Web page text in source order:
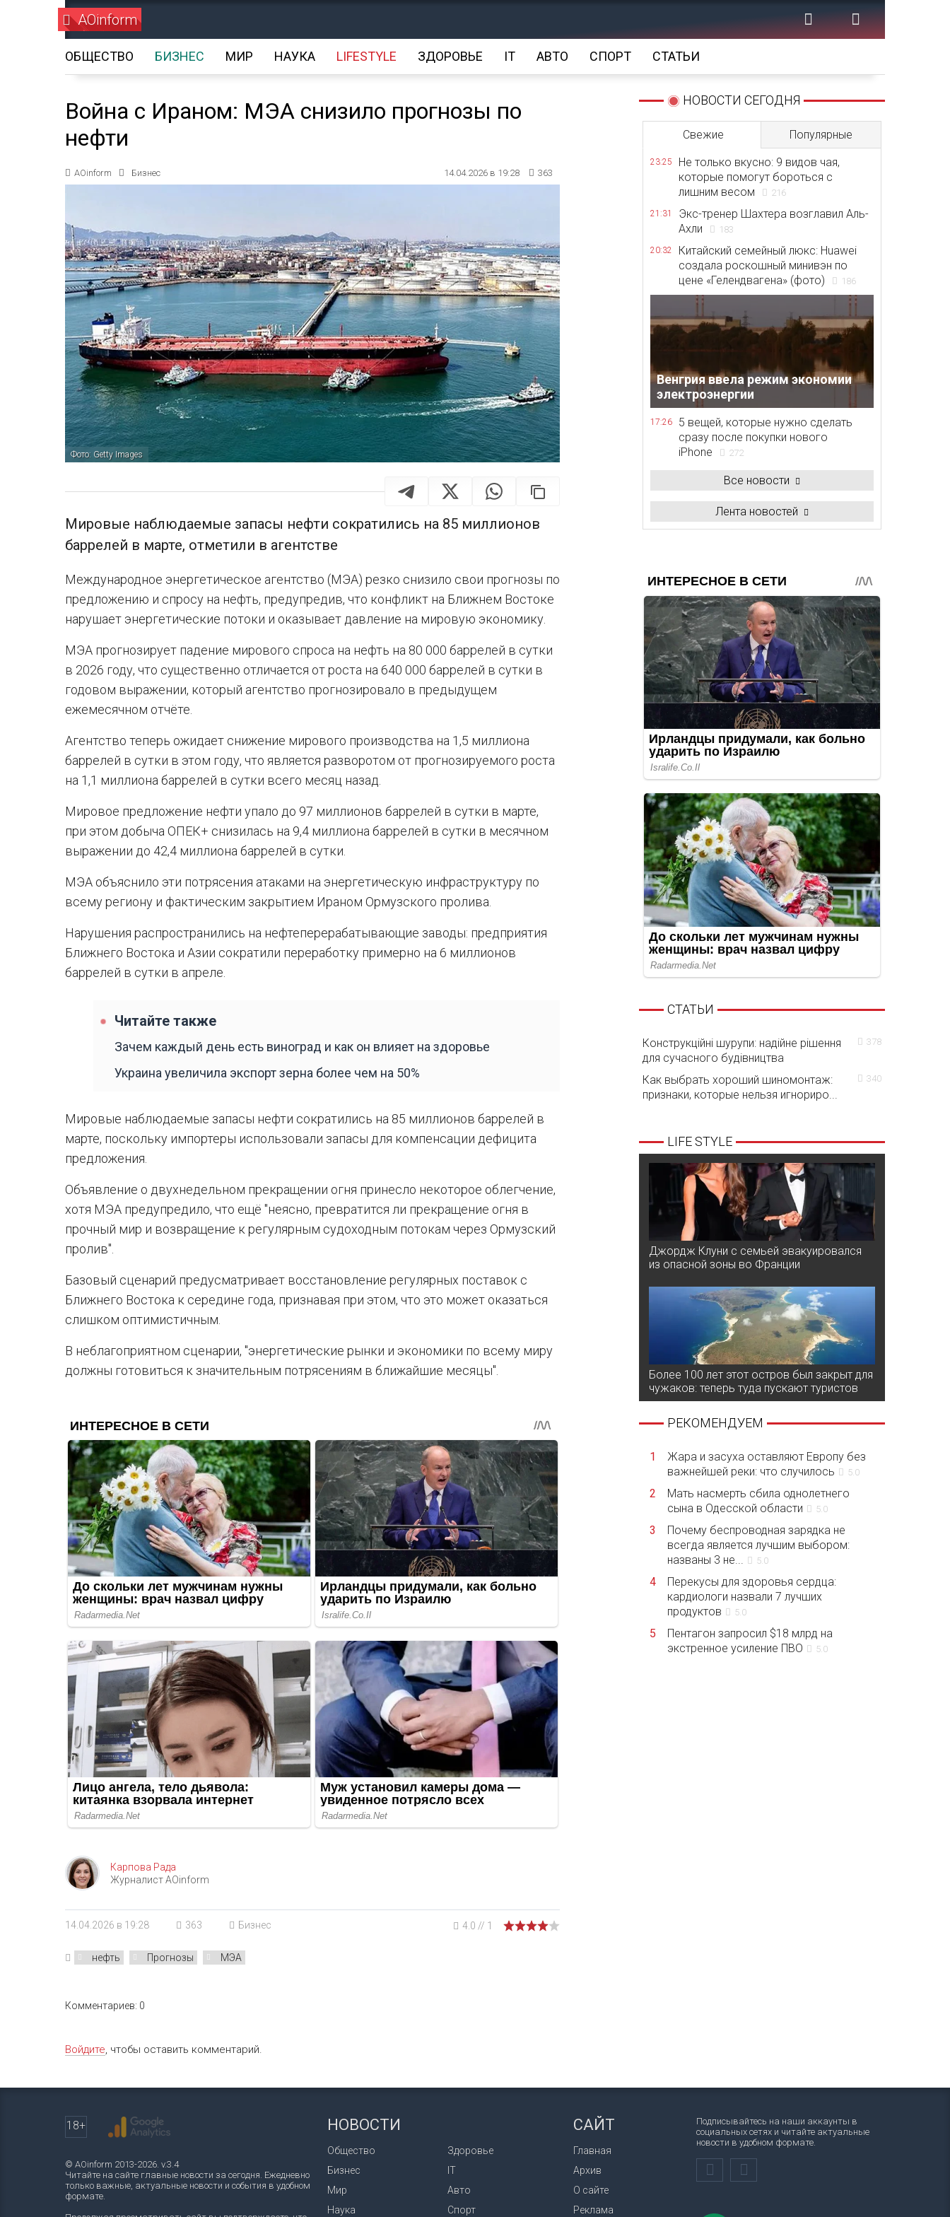
AOinform
ОБЩЕСТВО БИЗНЕС МИР НАУКА LIFESTYLE ЗДОРОВЬЕ IT АВТО СПОРТ СТАТЬИ
Война с Ираном: МЭА снизило прогнозы по
нефти
AOinform Бизнес 14.04.2026 в 19:28 363
Фото: Getty Images
Мировые наблюдаемые запасы нефти сократились на 85 миллионов
баррелей в марте, отметили в агентстве
Международное энергетическое агентство (МЭА) резко снизило свои прогнозы по
предложению и спросу на нефть, предупредив, что конфликт на Ближнем Востоке
нарушает энергетические потоки и оказывает давление на мировую экономику.
МЭА прогнозирует падение мирового спроса на нефть на 80 000 баррелей в сутки
в 2026 году, что существенно отличается от роста на 640 000 баррелей в сутки в
годовом выражении, который агентство прогнозировало в предыдущем
ежемесячном отчёте.
Агентство теперь ожидает снижение мирового производства на 1,5 миллиона
баррелей в сутки в этом году, что является разворотом от прогнозируемого роста
на 1,1 миллиона баррелей в сутки всего месяц назад.
Мировое предложение нефти упало до 97 миллионов баррелей в сутки в марте,
при этом добыча ОПЕК+ снизилась на 9,4 миллиона баррелей в сутки в месячном
выражении до 42,4 миллиона баррелей в сутки.
МЭА объяснило эти потрясения атаками на энергетическую инфраструктуру по
всему региону и фактическим закрытием Ираном Ормузского пролива.
Нарушения распространились на нефтеперерабатывающие заводы: предприятия
Ближнего Востока и Азии сократили переработку примерно на 6 миллионов
баррелей в сутки в апреле.
Читайте также
Зачем каждый день есть виноград и как он влияет на здоровье
Украина увеличила экспорт зерна более чем на 50%
Мировые наблюдаемые запасы нефти сократились на 85 миллионов баррелей в
марте, поскольку импортеры использовали запасы для компенсации дефицита
предложения.
Объявление о двухнедельном прекращении огня принесло некоторое облегчение,
хотя МЭА предупредило, что ещё "неясно, превратится ли прекращение огня в
прочный мир и возвращение к регулярным судоходным потокам через Ормузский
пролив".
Базовый сценарий предусматривает восстановление регулярных поставок с
Ближнего Востока к середине года, признавая при этом, что это может оказаться
слишком оптимистичным.
В неблагоприятном сценарии, "энергетические рынки и экономики по всему миру
должны готовиться к значительным потрясениям в ближайшие месяцы".
Карпова Рада
Журналист AOinform
14.04.2026 в 19:28 363 Бизнес 4.0 // 1
нефть Прогнозы МЭА
Комментариев: 0
Войдите, чтобы оставить комментарий.
НОВОСТИ СЕГОДНЯ
Свежие Популярные
23:25
Не только вкусно: 9 видов чая,
которые помогут бороться с
лишним весом
216
21:31
Экс-тренер Шахтера возглавил Аль-
Ахли
183
20:32
Китайский семейный люкс: Huawei
создала роскошный минивэн по
цене «Гелендвагена» (фото)
186
Венгрия ввела режим экономии
электроэнергии
17:26
5 вещей, которые нужно сделать
сразу после покупки нового
iPhone
272
Все новости
Лента новостей
СТАТЬИ
Конструкційні шурупи: надійне рішення
для сучасного будівництва
378
Как выбрать хороший шиномонтаж:
признаки, которые нельзя игнориро...
340
LIFE STYLE
Джордж Клуни с семьей эвакуировался
из опасной зоны во Франции
Более 100 лет этот остров был закрыт для
чужаков: теперь туда пускают туристов
РЕКОМЕНДУЕМ
1
Жара и засуха оставляют Европу без
важнейшей реки: что случилось
5.0
2
Мать насмерть сбила однолетнего
сына в Одесской области
5.0
3
Почему беспроводная зарядка не
всегда является лучшим выбором:
названы 3 не...
5.0
4
Перекусы для здоровья сердца:
кардиологи назвали 7 лучших
продуктов
5.0
5
Пентагон запросил $18 млрд на
экстренное усиление ПВО
5.0
18+
© AOinform 2013-2026. v.3.4
Читайте на сайте главные новости за сегодня. Ежедневно
только важные, актуальные новости и события в удобном
формате.
НОВОСТИ
Общество
Бизнес
Мир
Наука
Здоровье
IT
Авто
Спорт
САЙТ
Главная
Архив
О сайте
Реклама
Подписывайтесь на наши аккаунты в
социальных сетях и читайте актуальные
новости в удобном формате.